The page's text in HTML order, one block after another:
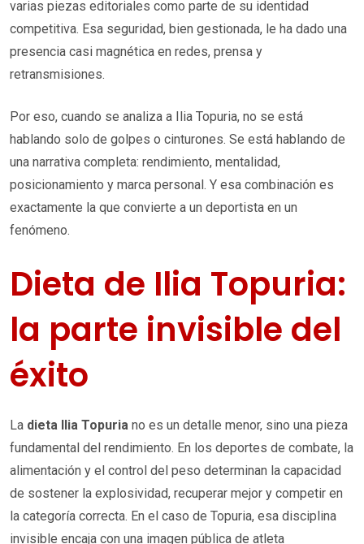
varias piezas editoriales como parte de su identidad
competitiva. Esa seguridad, bien gestionada, le ha dado una
presencia casi magnética en redes, prensa y
retransmisiones.
Por eso, cuando se analiza a Ilia Topuria, no se está
hablando solo de golpes o cinturones. Se está hablando de
una narrativa completa: rendimiento, mentalidad,
posicionamiento y marca personal. Y esa combinación es
exactamente la que convierte a un deportista en un
fenómeno.
Dieta de Ilia Topuria:
la parte invisible del
éxito
La dieta Ilia Topuria no es un detalle menor, sino una pieza
fundamental del rendimiento. En los deportes de combate, la
alimentación y el control del peso determinan la capacidad
de sostener la explosividad, recuperar mejor y competir en
la categoría correcta. En el caso de Topuria, esa disciplina
invisible encaja con una imagen pública de atleta